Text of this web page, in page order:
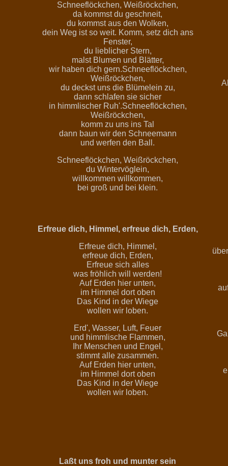
Schneeflöckchen, Weißröckchen,
da kommst du geschneit,
du kommst aus den Wolken,
dein Weg ist so weit. Komm, setz dich ans
Fenster,
du lieblicher Stern,
malst Blumen und Blätter,
wir haben dich gern.Schneeflöckchen,
Weißröckchen,
du deckst uns die Blümelein zu,
dann schlafen sie sicher
in himmlischer Ruh'.Schneeflöckchen,
Weißröckchen,
komm zu uns ins Tal
dann baun wir den Schneemann
und werfen den Ball.
Schneeflöckchen, Weißröckchen,
du Wintervöglein,
willkommen willkommen,
bei groß und bei klein.
Erfreue dich, Himmel, erfreue dich, Erden,
Erfreue dich, Himmel,
erfreue dich, Erden,
Erfreue sich alles
was fröhlich will werden!
Auf Erden hier unten,
im Himmel dort oben
Das Kind in der Wiege
wollen wir loben.
Erd', Wasser, Luft, Feuer
und himmlische Flammen,
Ihr Menschen und Engel,
stimmt alle zusammen.
Auf Erden hier unten,
im Himmel dort oben
Das Kind in der Wiege
wollen wir loben.
Laßt uns froh und munter sein